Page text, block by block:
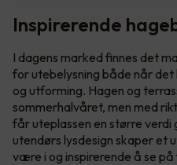
Inspirerende
I dagens marked finnes det
for utebelysning både når det
og utforming. Hagen og
sommerhalvåret, men med
får uteplassen en større verdi
utendørs lysdesign skaper et
være i og inspirerende å se på